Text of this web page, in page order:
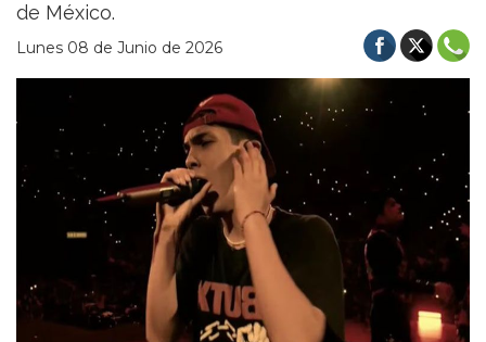
de México.
Lunes 08 de Junio de 2026